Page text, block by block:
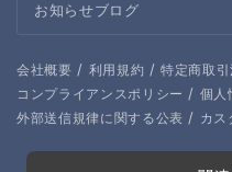
お知らせブログ
会社概要 / 利用規約 / 特定商取
コンプライアンスポリシー / 個人
外部送信規律に関する公表 / カス